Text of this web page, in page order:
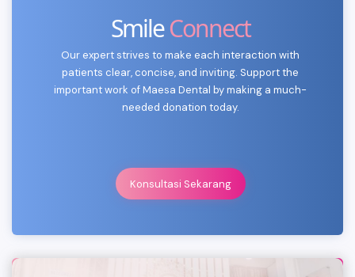
SmileConnect
Our expert strives to make each interaction with
patients clear, concise, and inviting. Support the
important work of Maesa Dental by making a much-
needed donation today.
Konsultasi Sekarang